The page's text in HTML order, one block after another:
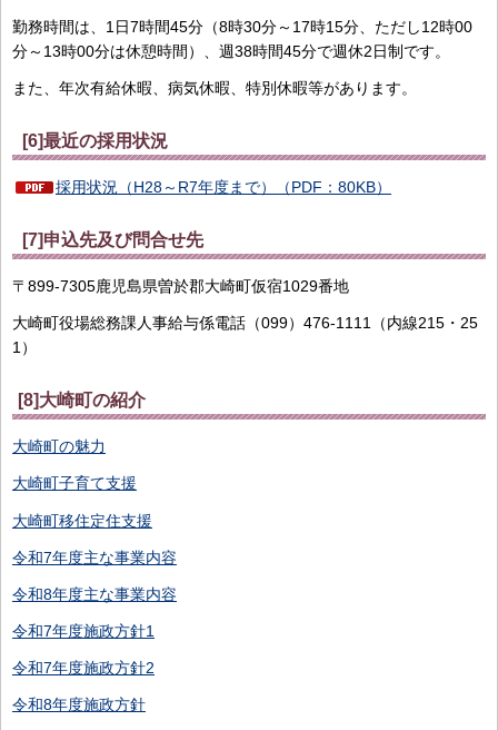
勤務時間は、1日7時間45分（8時30分～17時15分、ただし12時00
分～13時00分は休憩時間）、週38時間45分で週休2日制です。
また、年次有給休暇、病気休暇、特別休暇等があります。
[6]最近の採用状況
採用状況（H28～R7年度まで）（PDF：80KB）
[7]申込先及び問合せ先
〒899-7305鹿児島県曽於郡大崎町仮宿1029番地
大崎町役場総務課人事給与係電話（099）476-1111（内線215・25
1）
[8]大崎町の紹介
大崎町の魅力
大崎町子育て支援
大崎町移住定住支援
令和7年度主な事業内容
令和8年度主な事業内容
令和7年度施政方針1
令和7年度施政方針2
令和8年度施政方針